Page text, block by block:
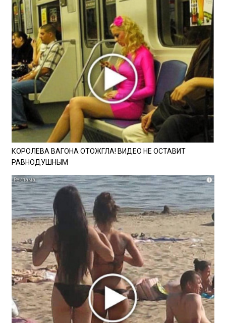
КОРОЛЕВА ВАГОНА ОТОЖГЛА! ВИДЕО НЕ ОСТАВИТ
РАВНОДУШНЫМ
i